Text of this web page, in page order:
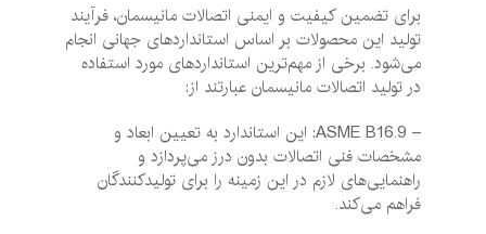
برای تضمین کیفیت و ایمنی اتصالات مانیسمان، فرآیند
تولید این محصولات بر اساس استانداردهای جهانی انجام
می‌شود. برخی از مهم‌ترین استانداردهای مورد استفاده
در تولید اتصالات مانیسمان عبارتند از:
– ASME B16.9: این استاندارد به تعیین ابعاد و
مشخصات فنی اتصالات بدون درز می‌پردازد و
راهنمایی‌های لازم در این زمینه را برای تولیدکنندگان
فراهم می‌کند.